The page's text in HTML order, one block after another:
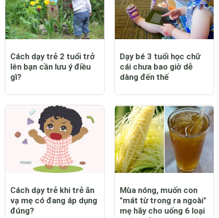
Cách dạy trẻ 2 tuổi trở
lên bạn cần lưu ý điều
gì?
Dạy bé 3 tuổi học chữ
cái chưa bao giờ dễ
dàng đến thế
Cách dạy trẻ khi trẻ ăn
vạ mẹ có đang áp dụng
đúng?
Mùa nóng, muốn con
"mát từ trong ra ngoài"
mẹ hãy cho uống 6 loại